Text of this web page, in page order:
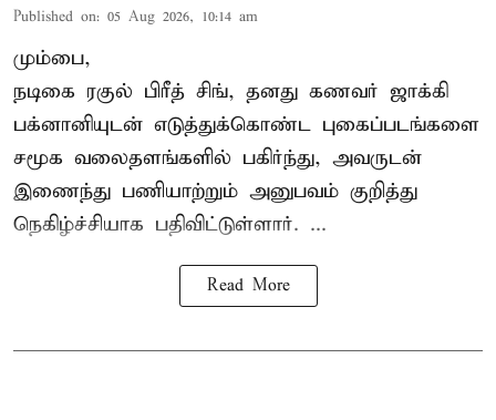
Published on: 05 Aug 2026, 10:14 am
மும்பை,
நடிகை ரகுல் பிரீத் சிங், தனது கணவர் ஜாக்கி
பக்னானியுடன் எடுத்துக்கொண்ட புகைப்படங்களை
சமூக வலைதளங்களில் பகிர்ந்து, அவருடன்
இணைந்து பணியாற்றும் அனுபவம் குறித்து
நெகிழ்ச்சியாக பதிவிட்டுள்ளார். ...
Read More